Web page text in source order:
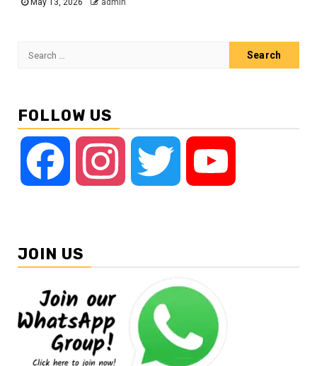
May 13, 2026 admin
Search
FOLLOW US
Facebook Instagram Twitter
JOIN US